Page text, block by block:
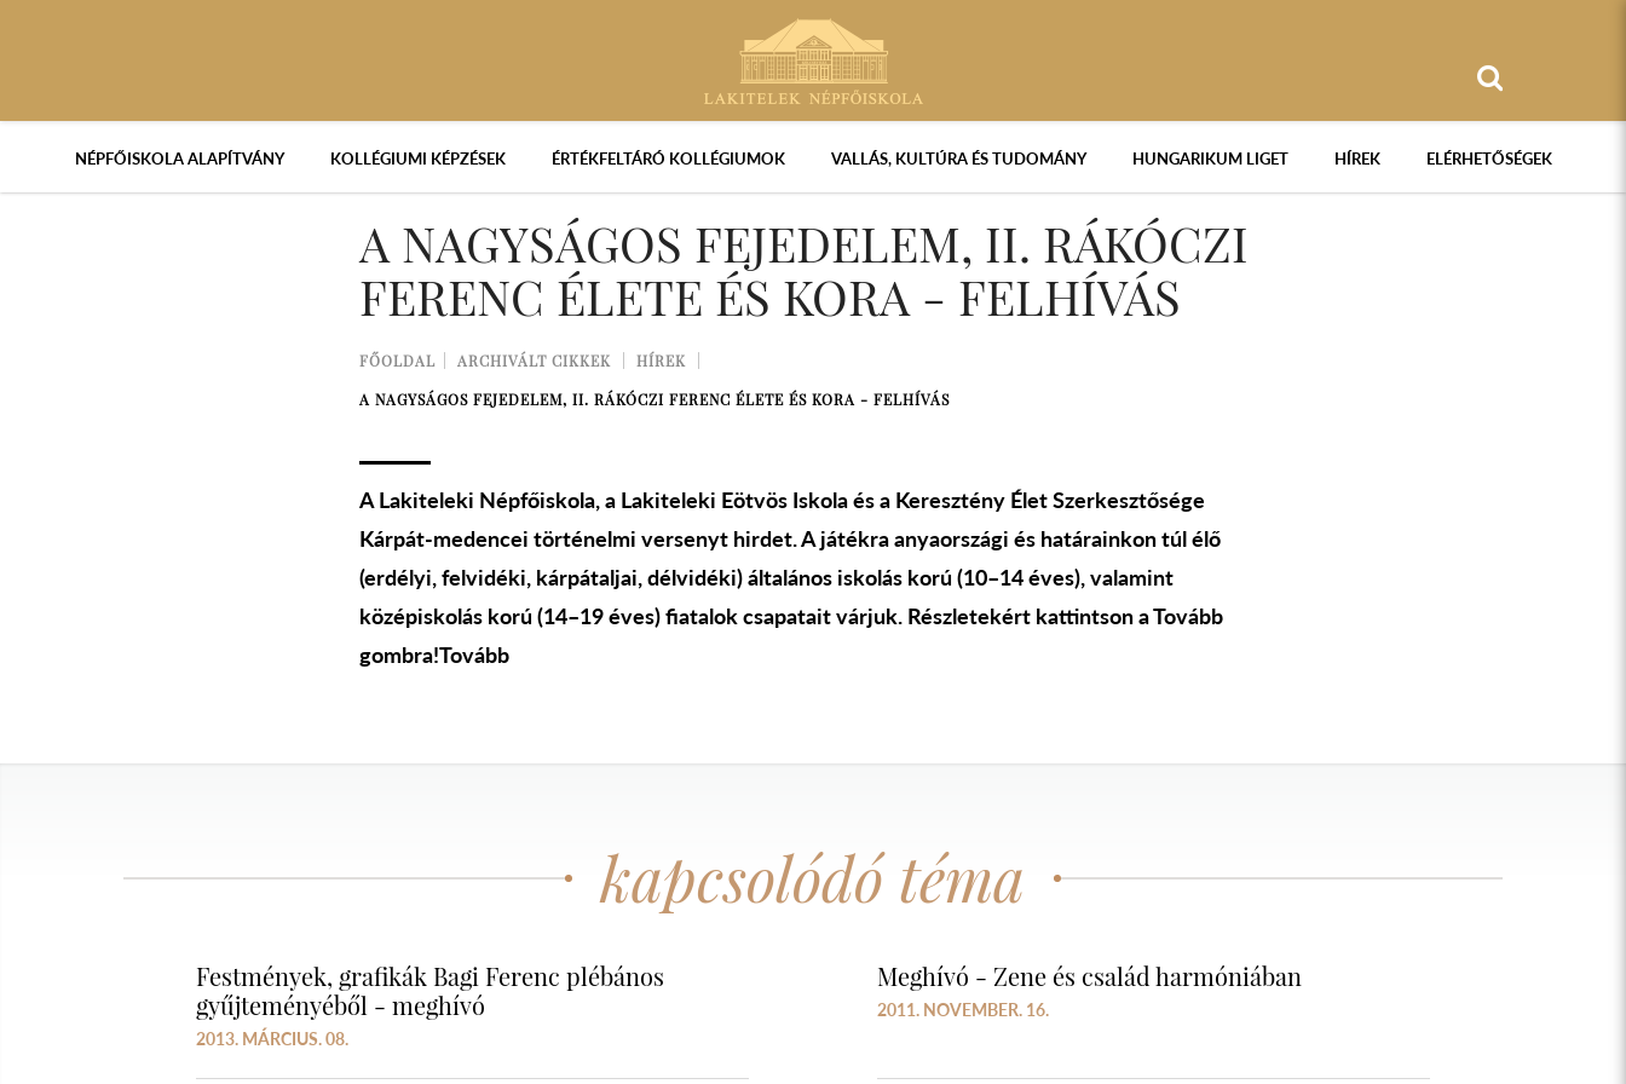
NÉPFŐISKOLA ALAPÍTVÁNY KOLLÉGIUMI KÉPZÉSEK ÉRTÉKFELTÁRÓ KOLLÉGIUMOK VALLÁS, KULTÚRA ÉS TUDOMÁNY HUNGARIKUM LIGET HÍREK ELÉRHETŐSÉGEK
A NAGYSÁGOS FEJEDELEM, II. RÁKÓCZI
FERENC ÉLETE ÉS KORA - FELHÍVÁS
FŐOLDAL ARCHIVÁLT CIKKEK
HÍREK
A NAGYSÁGOS FEJEDELEM, II. RÁKÓCZI FERENC ÉLETE ÉS KORA - FELHÍVÁS
A Lakiteleki Népfőiskola, a Lakiteleki Eötvös Iskola és a Keresztény Élet Szerkesztősége
Kárpát-medencei történelmi versenyt hirdet. A játékra anyaországi és határainkon túl élő
(erdélyi, felvidéki, kárpátaljai, délvidéki) általános iskolás korú (10–14 éves), valamint
középiskolás korú (14–19 éves) fiatalok csapatait várjuk. Részletekért kattintson a Tovább
gombra!Tovább
kapcsolódó téma
Festmények, grafikák Bagi Ferenc plébános
gyűjteményéből - meghívó
2013. MÁRCIUS. 08.
Meghívó - Zene és család harmóniában
2011. NOVEMBER. 16.